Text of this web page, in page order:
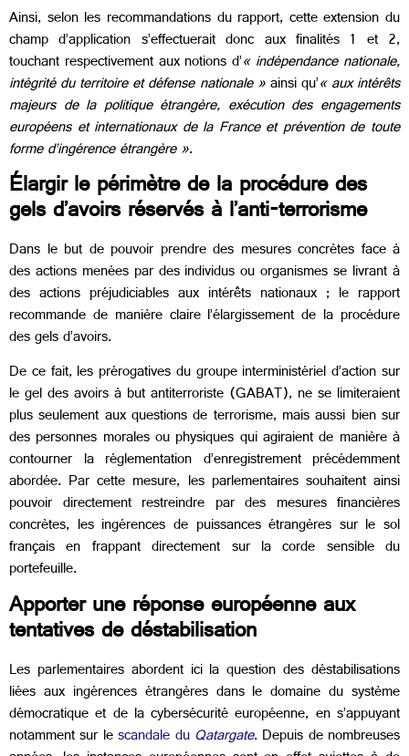
Ainsi, selon les recommandations du rapport, cette extension du
champ d’application s’effectuerait donc aux finalités 1 et 2,
touchant respectivement aux notions d’« indépendance nationale,
intégrité du territoire et défense nationale »ainsi qu’« aux intérêts
majeurs de la politique étrangère, exécution des engagements
européens et internationaux de la France et prévention de toute
forme d’ingérence étrangère ».
Élargir le périmètre de la procédure des
gels d’avoirs réservés à l’anti-terrorisme
Dans le but de pouvoir prendre des mesures concrètes face à
des actions menées par des individus ou organismes se livrant à
des actions préjudiciables aux intérêts nationaux ; le rapport
recommande de manière claire l’élargissement de la procédure
des gels d’avoirs.
De ce fait, les prérogatives du groupe interministériel d’action sur
le gel des avoirs à but antiterroriste (GABAT), ne se limiteraient
plus seulement aux questions de terrorisme, mais aussi bien sur
des personnes morales ou physiques qui agiraient de manière à
contourner la réglementation d’enregistrement précédemment
abordée. Par cette mesure, les parlementaires souhaitent ainsi
pouvoir directement restreindre par des mesures financières
concrètes, les ingérences de puissances étrangères sur le sol
français en frappant directement sur la corde sensible du
portefeuille.
Apporter une réponse européenne aux
tentatives de déstabilisation
Les parlementaires abordent ici la question des déstabilisations
liées aux ingérences étrangères dans le domaine du système
démocratique et de la cybersécurité européenne, en s’appuyant
notamment sur lescandale duQatargate. Depuis de nombreuses